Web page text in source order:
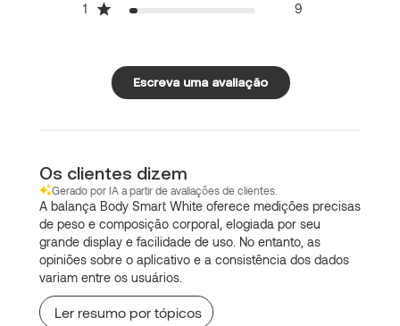
1
9
Escreva uma avaliação
Os clientes dizem
Gerado por IA a partir de avaliações de clientes.
A balança Body Smart White oferece medições precisas
de peso e composição corporal, elogiada por seu
grande display e facilidade de uso. No entanto, as
opiniões sobre o aplicativo e a consistência dos dados
variam entre os usuários.
Ler resumo por tópicos